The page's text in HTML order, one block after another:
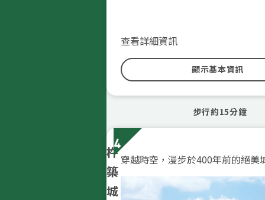
時獻給幕府的陶器等珍貴歷史文
杵築城也是大分縣內著名的賞櫻
下旬至4月，城堡周圍櫻花盛開，
外，秋季紅葉繽紛美麗，在此能
杵築城周邊保存著江戶時代的武
道，漫步其中彷彿置身於古代日
5月舉辦的「杵築城祭」吸引著大
加，氣氛熱鬧非凡。
查看詳細資訊
顯示基本資訊
步行約15分鐘
4
杵
築
城
穿越時空，漫步於400年前的絕美